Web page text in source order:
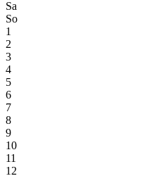
Sa
So
1
2
3
4
5
6
7
8
9
10
11
12